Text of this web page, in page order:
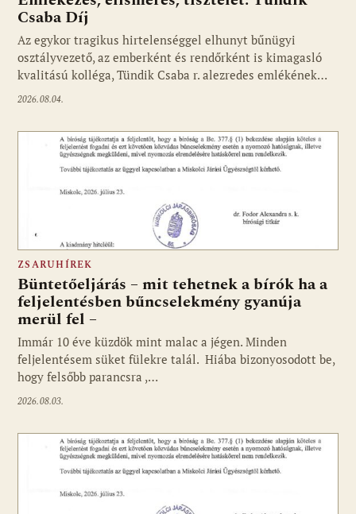
Csaba Díj
Az egykor tragikus hirtelenséggel elhunyt bűnügyi
osztályvezető, az emberként és rendőrként is kimagasló
kvalitású kolléga, Tündik Csaba r. alezredes emlékének…
2026.08.04.
ZSARUHÍREK
Büntetőeljárás – mit tehetnek a bírók ha a
feljelentésben bűncselekmény gyanúja
merül fel –
Immár 10 éve küzdök mint malac a jégen. Minden
feljelentésem süket fülekre talál. Hiába bizonyosodott be,
hogy felsőbb parancsra ,…
2026.08.03.